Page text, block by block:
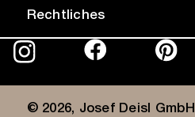
Rechtliches
© 2026, Josef Deisl GmbH